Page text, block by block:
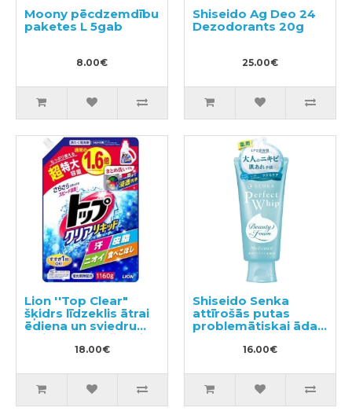
Moony pēcdzemdību
paketes L 5gab
8.00€
Shiseido Ag Deo 24
Dezodorants 20g
25.00€
Lion ''Top Clear"
šķidrs līdzeklis ātrai
ēdiena un sviedru
traipu noņemšanai
pildviela 1160g
18.00€
Shiseido Senka
attīrošās putas
problemātiskai ādai
16.00€